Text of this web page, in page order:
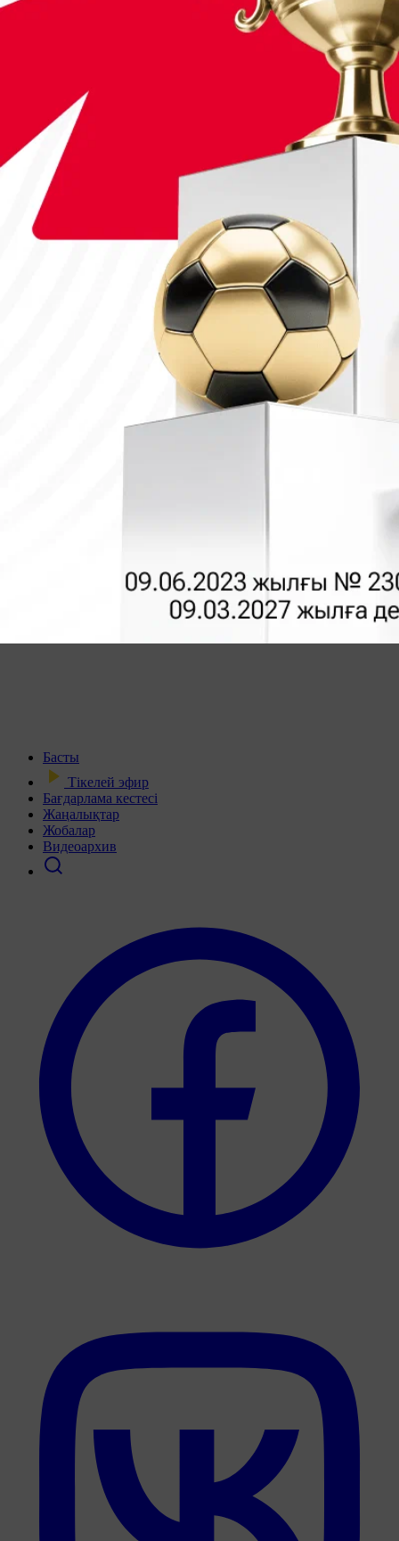
Басты
Тікелей эфир
Бағдарлама кестесі
Жаңалықтар
Жобалар
Видеоархив